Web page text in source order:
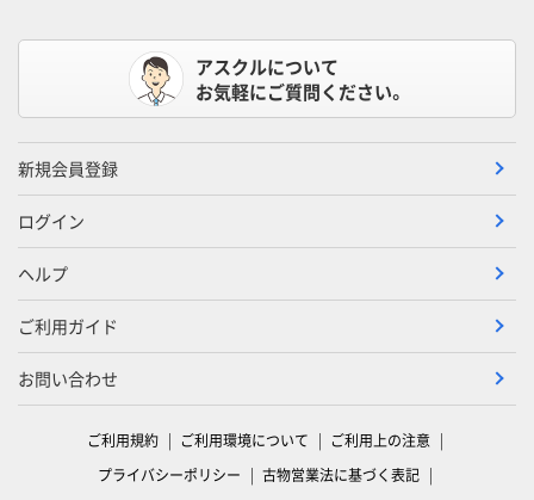
アスクルについて
お気軽にご質問ください。
新規会員登録
ログイン
ヘルプ
ご利用ガイド
お問い合わせ
ご利用規約 ご利用環境について
ご利用上の注意
プライバシーポリシー
古物営業法に基づく表記